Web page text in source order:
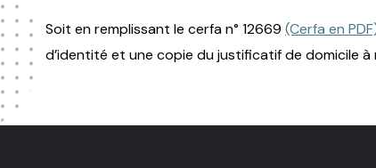
Soit en remplissant le cerfa n° 12669 (Cerfa en
d’identité et une copie du justificatif de domicile à